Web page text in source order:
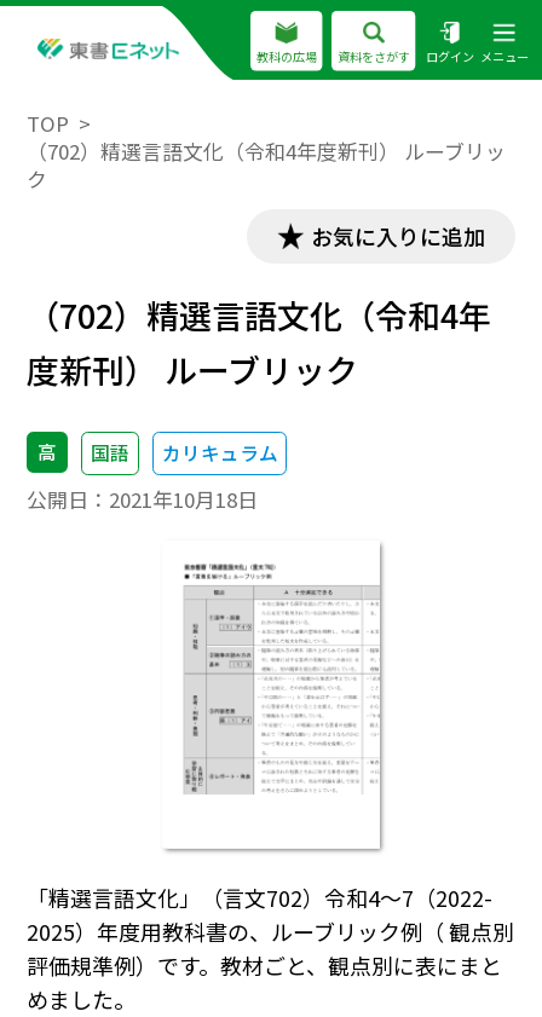
教科の広場 資料をさがす ログイン メニュー
TOP
（702）精選言語文化（令和4年度新刊） ルーブリッ
ク
お気に入りに追加
（702）精選言語文化（令和4年
度新刊） ルーブリック
高 国語 カリキュラム
公開日： 2021年10月18日
「精選言語文化」（言文702）令和4～7（2022-
2025）年度用教科書の、ルーブリック例（ 観点別
評価規準例）です。教材ごと、観点別に表にまと
めました。